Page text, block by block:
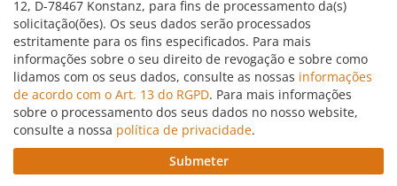
12, D-78467 Konstanz, para fins de processamento da(s)
solicitação(ões). Os seus dados serão processados
estritamente para os fins especificados. Para mais
informações sobre o seu direito de revogação e sobre como
lidamos com os seus dados, consulte as nossas informações
de acordo com o Art. 13 do RGPD. Para mais informações
sobre o processamento dos seus dados no nosso website,
consulte a nossa política de privacidade.
Submeter